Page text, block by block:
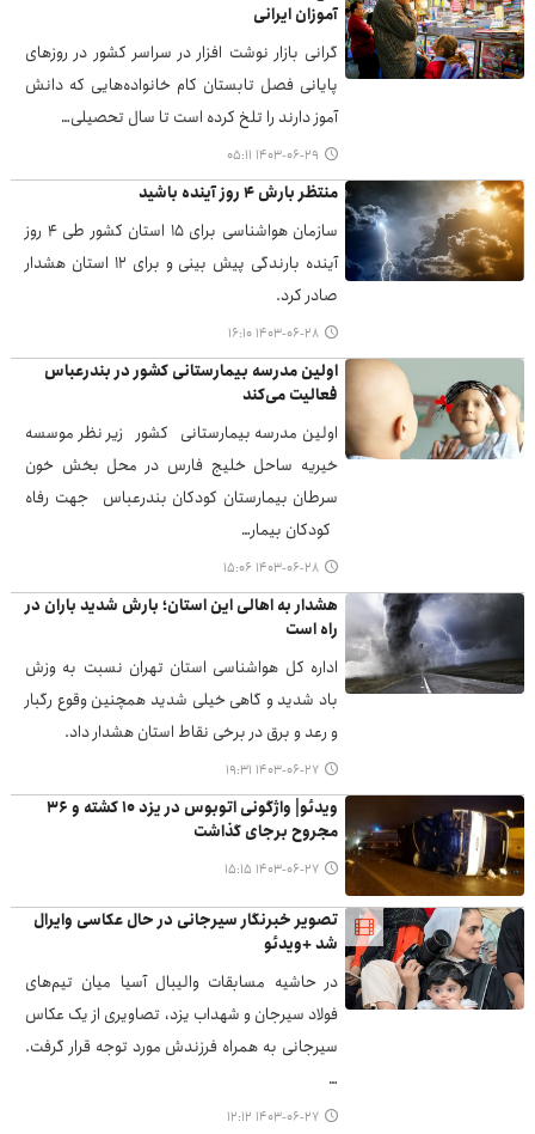
آموزان ایرانی
گرانی بازار نوشت افزار در سراسر کشور در روزهای
پایانی فصل تابستان کام خانواده‌هایی که دانش
آموز دارند را تلخ کرده است تا سال تحصیلی…
۱۴۰۳-۰۶-۲۹ ۰۵:۱۱
منتظر بارش ۴ روز آینده باشید
سازمان هواشناسی برای ۱۵ استان کشور طی ۴ روز
آینده بارندگی پیش بینی و برای ۱۲ استان هشدار
صادر کرد.
۱۴۰۳-۰۶-۲۸ ۱۶:۱۰
اولین مدرسه بیمارستانی کشور در بندرعباس
فعالیت می‌کند
اولین مدرسه بیمارستانی کشور زیر نظر موسسه
خیریه ساحل خلیج فارس در محل بخش خون
سرطان بیمارستان کودکان بندرعباس جهت رفاه
کودکان بیمار…
۱۴۰۳-۰۶-۲۸ ۱۵:۰۶
هشدار به اهالی این استان؛ بارش شدید باران در
راه است
اداره کل هواشناسی استان تهران نسبت به وزش
باد شدید و گاهی خیلی شدید همچنین وقوع رگبار
و رعد و برق در برخی نقاط استان هشدار داد.
۱۴۰۳-۰۶-۲۷ ۱۹:۳۱
ویدئو| واژگونی اتوبوس در یزد ۱۰ کشته و ۳۶
مجروح برجای گذاشت
۱۴۰۳-۰۶-۲۷ ۱۵:۱۵
تصویر خبرنگار سیرجانی در حال عکاسی وایرال
شد +ویدئو
در حاشیه مسابقات والیبال آسیا میان تیم‌های
فولاد سیرجان و شهداب یزد، تصاویری از یک عکاس
سیرجانی به همراه فرزندش مورد توجه قرار گرفت.
…
۱۴۰۳-۰۶-۲۷ ۱۲:۱۲